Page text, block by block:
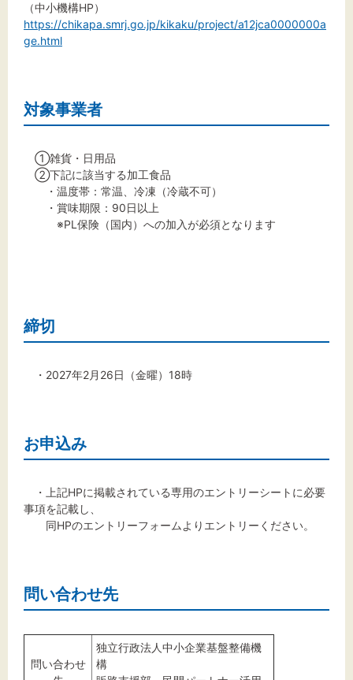
（中小機構HP）
https://chikapa.smrj.go.jp/kikaku/project/a12jca0000000a
ge.html
対象事業者
①雑貨・日用品
②下記に該当する加工食品
・温度帯：常温、冷凍（冷蔵不可）
・賞味期限：90日以上
※PL保険（国内）への加入が必須となります
締切
・2027年2月26日（金曜）18時
お申込み
・上記HPに掲載されている専用のエントリーシートに必要
事項を記載し、
同HPのエントリーフォームよりエントリーください。
問い合わせ先
問い合わせ
独立行政法人中小企業基盤整備機
構